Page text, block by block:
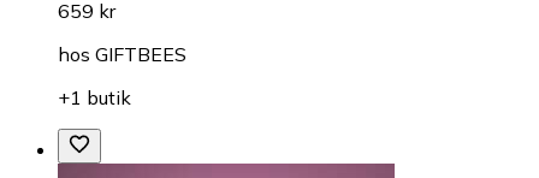
659 kr
hos GIFTBEES
+1 butik